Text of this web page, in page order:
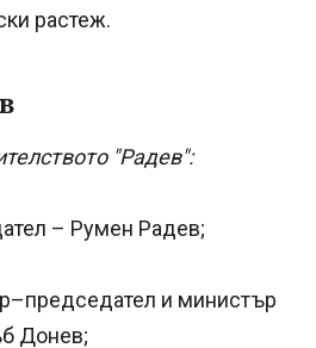
растеж.
"Радев":
– Румен Радев;
и министър
Донев;